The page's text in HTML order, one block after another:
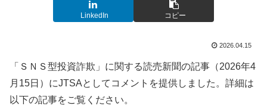
LinkedIn コピー
2026.04.15
「ＳＮＳ型投資詐欺」に関する読売新聞の記事（2026年4
月15日）にJTSAとしてコメントを提供しました。詳細は
以下の記事をご覧ください。